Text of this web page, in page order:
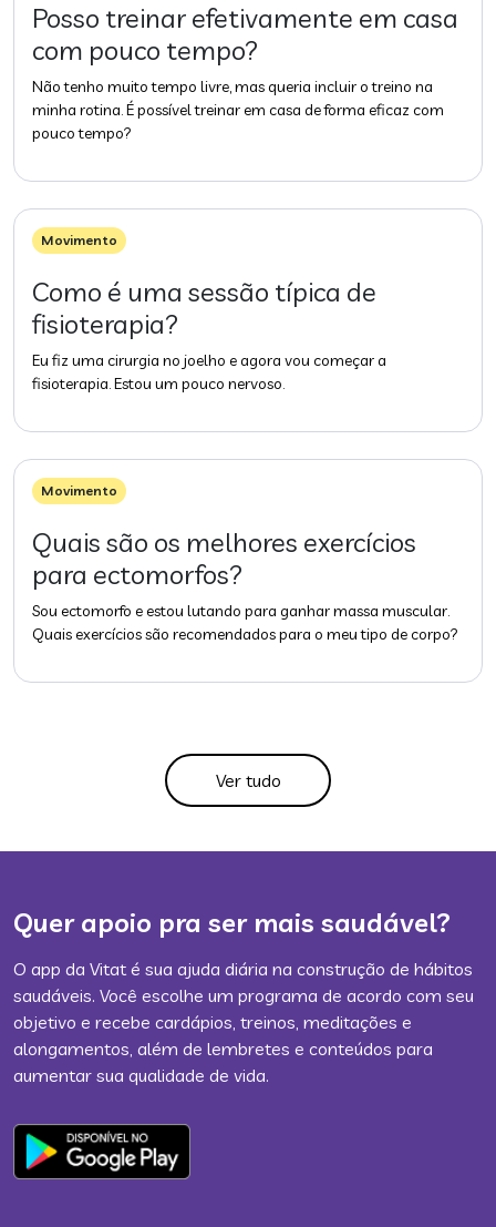
Posso treinar efetivamente em casa
com pouco tempo?
Não tenho muito tempo livre, mas queria incluir o treino na
minha rotina. É possível treinar em casa de forma eficaz com
pouco tempo?
Movimento
Como é uma sessão típica de
fisioterapia?
Eu fiz uma cirurgia no joelho e agora vou começar a
fisioterapia. Estou um pouco nervoso.
Movimento
Quais são os melhores exercícios
para ectomorfos?
Sou ectomorfo e estou lutando para ganhar massa muscular.
Quais exercícios são recomendados para o meu tipo de corpo?
Ver tudo
Quer apoio pra ser mais saudável?
O app da Vitat é sua ajuda diária na construção de hábitos
saudáveis. Você escolhe um programa de acordo com seu
objetivo e recebe cardápios, treinos, meditações e
alongamentos, além de lembretes e conteúdos para
aumentar sua qualidade de vida.